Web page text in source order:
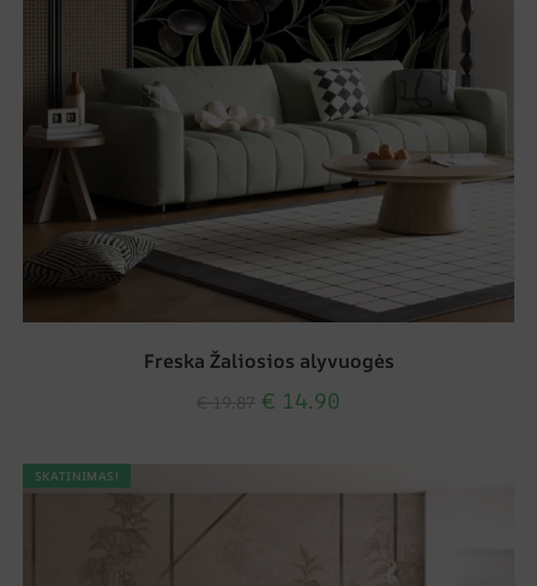
Freska Žaliosios alyvuogės
€ 14.90
SKATINIMAS!